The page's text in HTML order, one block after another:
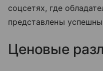
соцсетях, где
представлены
Ценовые